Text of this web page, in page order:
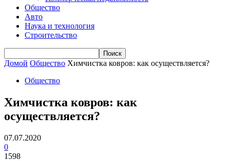
Общество
Авто
Наука и технология
Строительство
Домой Общество Химчистка ковров: как осуществляется?
Общество
Химчистка ковров: как
осуществляется?
07.07.2020
0
1598